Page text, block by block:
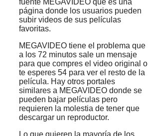
fuente MEGAVIDEO que es una
página donde los usuarios pueden
subir videos de sus películas
favoritas.
MEGAVIDEO tiene el problema que
a los 72 minutos sale un mensaje
para que compres el video original o
te esperes 54 para ver el resto de la
película. Hay otros portales
similares a MEGAVIDEO donde se
pueden bajar películas pero
requieren la molestia de tener que
descargar un reproductor.
Lo que quieren la mayoría de los